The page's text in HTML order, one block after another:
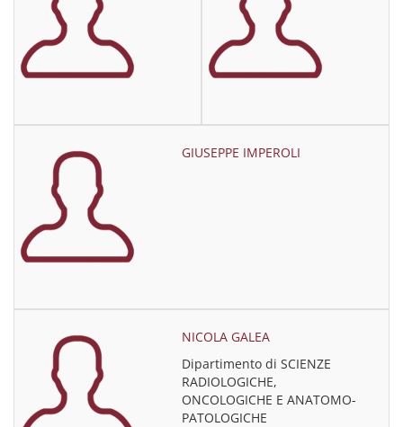
GIUSEPPE IMPEROLI
NICOLA GALEA
Dipartimento di SCIENZE
RADIOLOGICHE,
ONCOLOGICHE E ANATOMO-
PATOLOGICHE